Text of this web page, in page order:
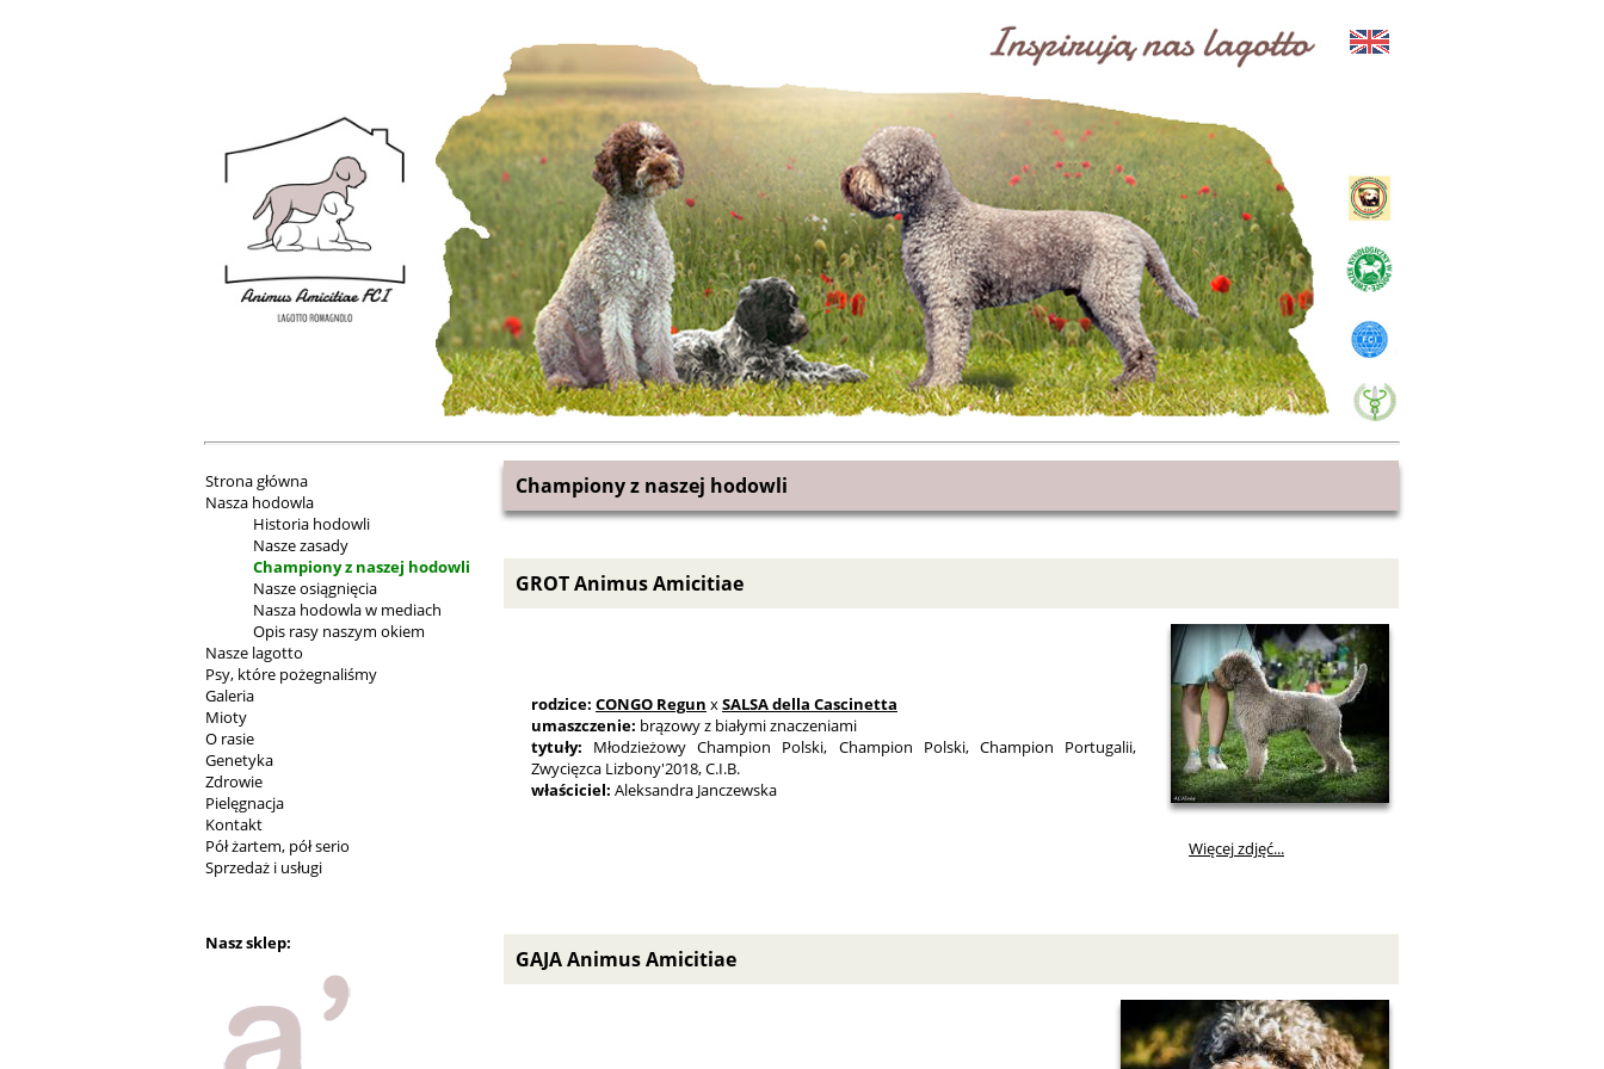
Strona główna
Nasza hodowla
Historia hodowli
Nasze zasady
Championy z naszej hodowli
Nasze osiągnięcia
Nasza hodowla w mediach
Opis rasy naszym okiem
Nasze lagotto
Psy, które pożegnaliśmy
Galeria
Mioty
O rasie
Genetyka
Zdrowie
Pielęgnacja
Kontakt
Pół żartem, pół serio
Sprzedaż i usługi
Nasz sklep:
Championy z naszej hodowli
GROT Animus Amicitiae
rodzice: CONGO Regun xSALSA della Cascinetta
umaszczenie: brązowy z białymi znaczeniami
tytuły: Młodzieżowy Champion Polski, Champion Polski, Champion Portugalii,
Zwycięzca Lizbony'2018, C.I.B.
właściciel: Aleksandra Janczewska
Więcej zdjęć...
GAJA Animus Amicitiae